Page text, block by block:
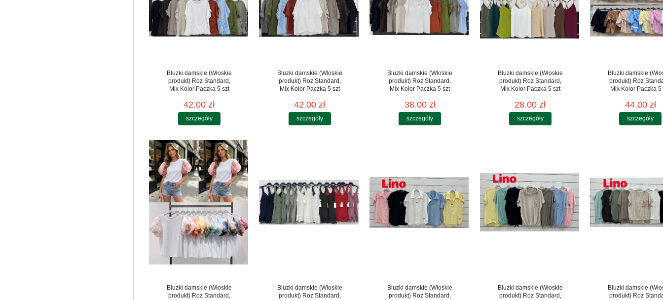
Bluzki damskie (Włoskie
produkt) Roz Standard,
Mix Kolor Paczka 5 szt
42.00 zł
szczegóły
Bluzki damskie (Włoskie
produkt) Roz Standard,
Mix Kolor Paczka 5 szt
42.00 zł
szczegóły
Bluzki damskie (Włoskie
produkt) Roz Standard,
Mix Kolor Paczka 5 szt
38.00 zł
szczegóły
Bluzki damskie (Włoskie
produkt) Roz Standard,
Mix Kolor Paczka 5 szt
28.00 zł
szczegóły
Bluzki damskie
produkt) Roz
Mix Kolor Paczka 5
44.00 zł
szczegóły
Bluzki damskie (Włoskie
produkt) Roz Standard,
Bluzki damskie (Włoskie
produkt) Roz Standard,
Bluzki damskie (Włoskie
produkt) Roz Standard,
Bluzki damskie (Włoskie
produkt) Roz Standard,
Bluzki damskie
produkt) Roz